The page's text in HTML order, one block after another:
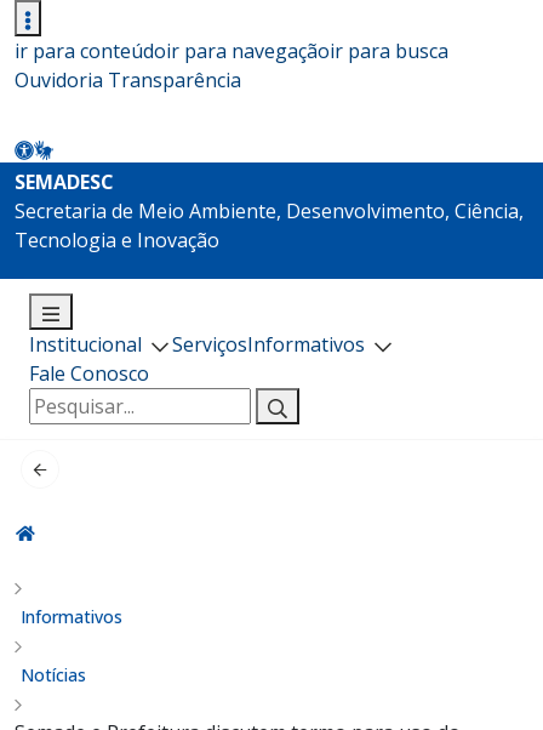
ir para conteúdoir para navegaçãoir para busca
Ouvidoria Transparência
SEMADESC
Secretaria de Meio Ambiente, Desenvolvimento, Ciência,
Tecnologia e Inovação
Institucional ServiçosInformativos
Fale Conosco
Pesquisar
por:
Informativos
Notícias